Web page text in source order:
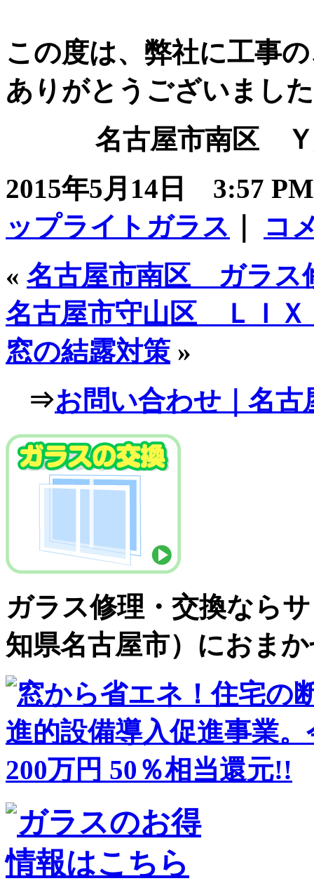
この度は、弊社に工事
ありがとうございまし
名古屋市南区
2015年5月14日 3:57
ップライトガラス
コ
« 名古屋市南区 ガラス
名古屋市守山区 ＬＩ
窓の結露対策 »
⇒お問い合わせ｜名
ガラス修理・交換なら
知県名古屋市）におま